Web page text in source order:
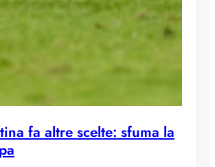
fa altre scelte: sfuma la